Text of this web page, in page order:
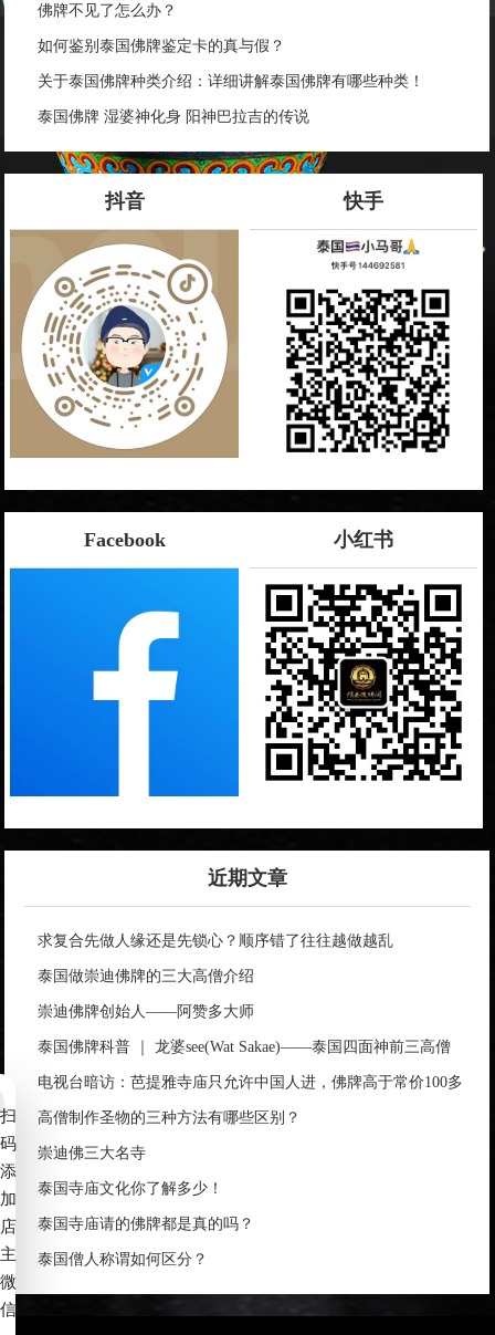
佛牌不见了怎么办？
如何鉴别泰国佛牌鉴定卡的真与假？
关于泰国佛牌种类介绍：详细讲解泰国佛牌有哪些种类！
泰国佛牌 湿婆神化身 阳神巴拉吉的传说
抖音 快手
Facebook 小红书
近期文章
求复合先做人缘还是先锁心？顺序错了往往越做越乱
泰国做崇迪佛牌的三大高僧介绍
崇迪佛牌创始人——阿赞多大师
泰国佛牌科普 ｜ 龙婆see(Wat Sakae)——泰国四面神前三高僧
电视台暗访：芭提雅寺庙只允许中国人进，佛牌高于常价100多
倍！
高僧制作圣物的三种方法有哪些区别？
崇迪佛三大名寺
泰国寺庙文化你了解多少！
泰国寺庙请的佛牌都是真的吗？
泰国僧人称谓如何区分？
扫
码
添
加
店
主
微
信